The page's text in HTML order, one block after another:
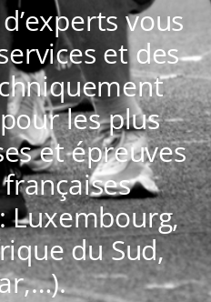
vous
et des
les plus
et épreuves
Luxembourg,
du Sud,